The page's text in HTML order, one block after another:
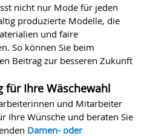
nicht nur Mode für jeden
produzierte Modelle, die
und faire
So können Sie beim
Beitrag zur besseren Zukunft
für Ihre Wäschewahl
und Mitarbeiter
Ihre Wünsche und beraten Sie
Damen- oder